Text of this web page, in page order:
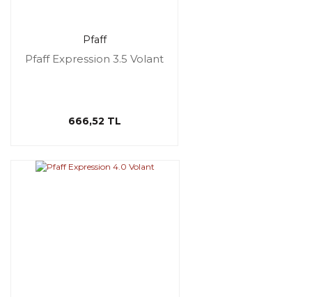
Pfaff
Pfaff Expression 3.5 Volant
666,52 TL